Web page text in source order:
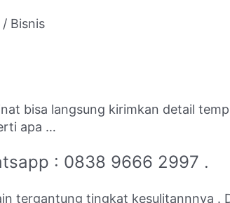
Bisnis
bisa langsung kirimkan detail
apa …
: 0838 9666 2997 .
tergantung tingkat kesulitannnya .